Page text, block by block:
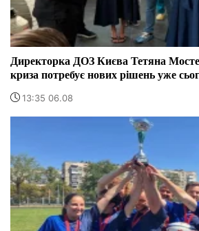
Директорка ДОЗ Києва Тетяна
криза потребує нових рішень уже
13:35 06.08